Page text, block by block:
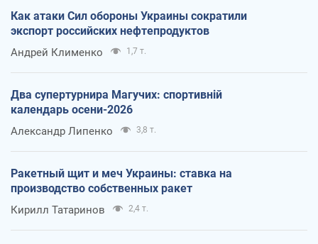
Как атаки Сил обороны Украины сократили
экспорт российских нефтепродуктов
Андрей Клименко 1,7 т.
Два супертурнира Магучих: спортивній
календарь осени-2026
Александр Липенко 3,8 т.
Ракетный щит и меч Украины: ставка на
производство собственных ракет
Кирилл Татаринов 2,4 т.